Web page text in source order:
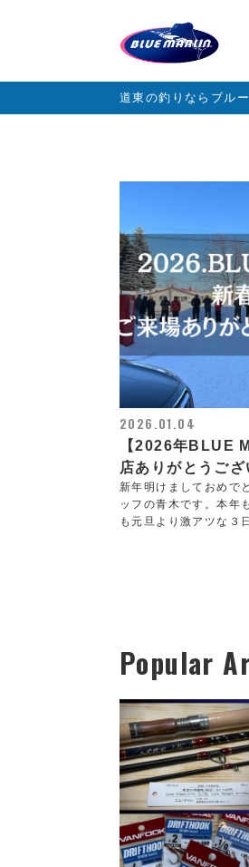
道東の釣りならブル
2026.01.04
【2026年BLUE
店ありがとうござ
新年明けましておめで
ッフの青木です。本年
も元旦より激アツな３
Popular